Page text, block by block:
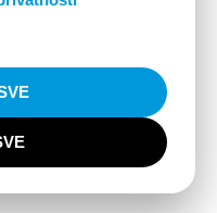
désoxyadénosine
, avec
et pousser
par facteur